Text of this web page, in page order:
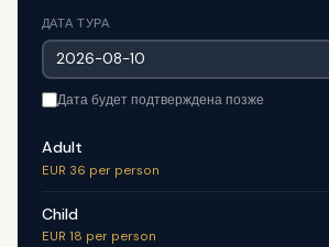
ДАТА ТУРА
Дата будет подтверждена позже
Adult
EUR 36 per person
Child
EUR 18 per person